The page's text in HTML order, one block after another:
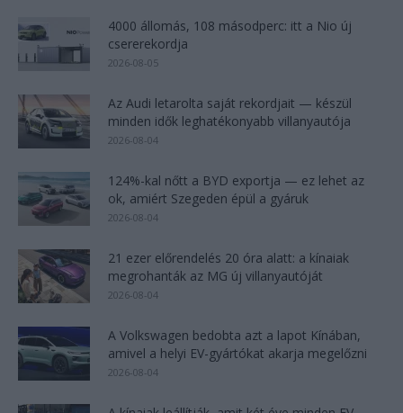
4000 állomás, 108 másodperc: itt a Nio új
csererekordja
2026-08-05
Az Audi letarolta saját rekordjait — készül
minden idők leghatékonyabb villanyautója
2026-08-04
124%-kal nőtt a BYD exportja — ez lehet az
ok, amiért Szegeden épül a gyáruk
2026-08-04
21 ezer előrendelés 20 óra alatt: a kínaiak
megrohanták az MG új villanyautóját
2026-08-04
A Volkswagen bedobta azt a lapot Kínában,
amivel a helyi EV-gyártókat akarja megelőzni
2026-08-04